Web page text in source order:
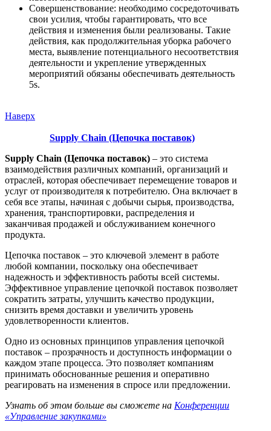
Совершенствование: необходимо сосредоточивать
свои усилия, чтобы гарантировать, что все
действия и изменения были реализованы. Такие
действия, как продолжительная уборка рабочего
места, выявление потенциального несоответствия
деятельности и укрепление утвержденных
мероприятий обязаны обеспечивать деятельность
5s.
Наверх
Supply Chain (Цепочка поставок)
Supply Chain (Цепочка поставок) – это система
взаимодействия различных компаний, организаций и
отраслей, которая обеспечивает перемещение товаров и
услуг от производителя к потребителю. Она включает в
себя все этапы, начиная с добычи сырья, производства,
хранения, транспортировки, распределения и
заканчивая продажей и обслуживанием конечного
продукта.
Цепочка поставок – это ключевой элемент в работе
любой компании, поскольку она обеспечивает
надежность и эффективность работы всей системы.
Эффективное управление цепочкой поставок позволяет
сократить затраты, улучшить качество продукции,
снизить время доставки и увеличить уровень
удовлетворенности клиентов.
Одно из основных принципов управления цепочкой
поставок – прозрачность и доступность информации о
каждом этапе процесса. Это позволяет компаниям
принимать обоснованные решения и оперативно
реагировать на изменения в спросе или предложении.
Узнать об этом больше вы сможете на Конференции
«Управление закупками»